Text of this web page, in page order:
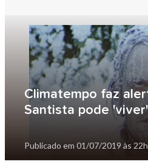
Climatempo faz
Santista pode
Publicado em 01/07/2019 às